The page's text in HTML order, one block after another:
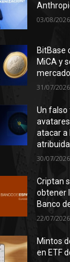
03/08/2026
BitBase
MiCA y
31/07/2026
Un falso
atacar a
30/07/2026
Criptan
obtener
Banco
22/07/2026
Mintos
en ETF